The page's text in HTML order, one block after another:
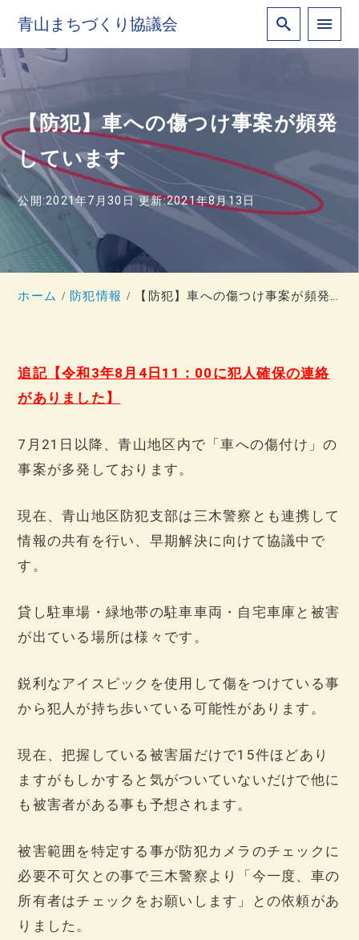
青山まちづくり協議会
【防犯】車への傷つけ事案が頻発
しています
公開:2021年7月30日 更新:2021年8月13日
ホーム 防犯情報 【防犯】車への傷つけ事案が頻発しています
追記【令和3年8月4日11：00に犯人確保の連絡
がありました】
7月21日以降、青山地区内で「車への傷付け」の
事案が多発しております。
現在、青山地区防犯支部は三木警察とも連携して
情報の共有を行い、早期解決に向けて協議中で
す。
貸し駐車場・緑地帯の駐車車両・自宅車庫と被害
が出ている場所は様々です。
鋭利なアイスピックを使用して傷をつけている事
から犯人が持ち歩いている可能性があります。
現在、把握している被害届だけで15件ほどあり
ますがもしかすると気がついていないだけで他に
も被害者がある事も予想されます。
被害範囲を特定する事が防犯カメラのチェックに
必要不可欠との事で三木警察より「今一度、車の
所有者はチェックをお願いします」との依頼があ
りました。